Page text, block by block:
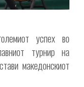
успех во
турнир на
македонскиот